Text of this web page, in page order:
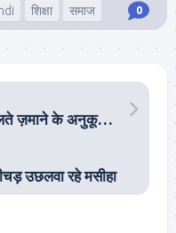
शिक्षा समाज 0
भारत के एजुकेशन सिस्टम को बदलते ज़माने के अनुकूल होने की सख्त जरूरत
उछलवा रहे मसीहा